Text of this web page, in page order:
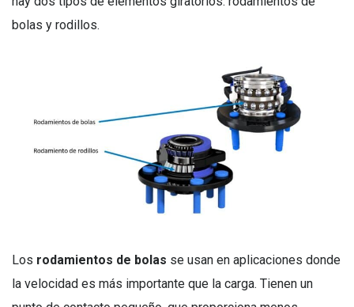
bolas y rodillos.
Los rodamientos de bolas se usan en aplicaciones donde
la velocidad es más importante que la carga. Tienen un